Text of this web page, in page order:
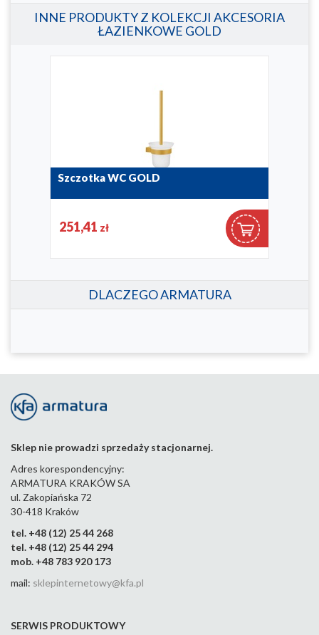
INNE PRODUKTY Z KOLEKCJI AKCESORIA
ŁAZIENKOWE GOLD
Szczotka WC GOLD
251,41 zł
DLACZEGO ARMATURA
Sklep nie prowadzi sprzedaży stacjonarnej.
Adres korespondencyjny:
ARMATURA KRAKÓW SA
ul. Zakopiańska 72
30-418 Kraków
tel. +48 (12) 25 44 268
tel. +48 (12) 25 44 294
mob. +48 783 920 173
mail: sklepinternetowy@kfa.pl
SERWIS PRODUKTOWY